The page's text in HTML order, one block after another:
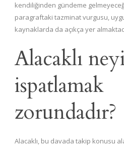
kendiliğinden gündeme
paragraftaki tazminat vurgusu,
kaynaklarda da açıkça yer
Alacaklı
ispatlamak
zorundadır?
Alacaklı, bu davada takip konusu